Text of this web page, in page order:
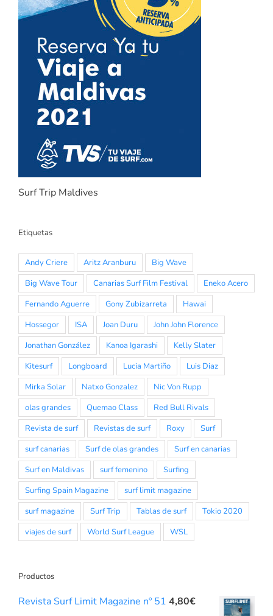
Surf Trip Maldives
Etiquetas
Andy Criere Aritz Aranburu
Big Wave
Big Wave Tour
Canarias Surf Film Festival
Eneko Acero
Fernando Aguerre
Gony Zubizarreta
Hawai
Hossegor
ISA Joan Duru
John John Florence
Jonathan González
Kanoa Igarashi
Kelly Slater
Kitesurf
Longboard Lucia Martiño
Luis Diaz
Mirka Solar
Natxo Gonzalez
Nic Von Rupp
olas grandes
Quemao Class
Red Bull Rivals
Revista de surf
Revistas de surf Roxy
Surf
surf canarias
Surf de olas grandes
Surf en canarias
Surf en Maldivas
surf femenino
Surfing
Surfing Spain Magazine
surf limit magazine
surf magazine
Surf Trip Tablas de surf
Tokio 2020
viajes de surf
World Surf League WSL
Productos
Revista Surf Limit Magazine nº 51 4,80€